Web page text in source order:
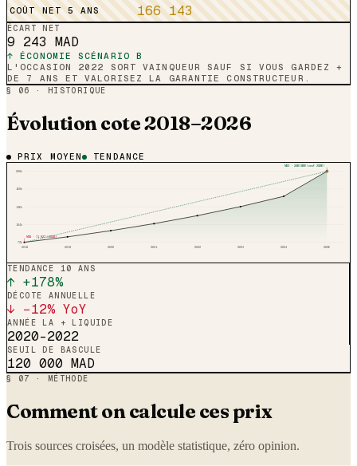
COÛT NET 5 ANS 166 143
ÉCART NET
9 243 MAD
↑ ÉCONOMIE SCÉNARIO B
L'OCCASION 2022 SORT VAINQUEUR SAUF SI VOUS GARDEZ +
DE 7 ANS ET VALORISEZ LA GARANTIE CONSTRUCTEUR.
§ 06 · HISTORIQUE
Évolution cote 2018–2026
PRIX MOYEN TENDANCE
200k
168k
136k
104k
72 k
2018
2019 2020 2021 2022 2023 2024 2026
MIN ·71 927(2018)
MAX ·200 000(neuf 2026)
TENDANCE 10 ANS
↑ +178%
DÉCOTE ANNUELLE
↓ −12% YoY
ANNÉE LA + LIQUIDE
2020–2022
SEUIL DE BASCULE
120 000 MAD
§ 07 · MÉTHODE
Comment on calcule ces prix
Trois sources croisées, un modèle statistique, zéro opinion.